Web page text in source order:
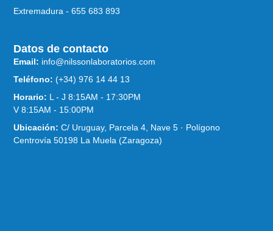
Extremadura - 655 683 893
Datos de contacto
Email: info@nilssonlaboratorios.com
Teléfono: (+34) 976 14 44 13
Horario: L - J 8:15AM - 17:30PM
V 8:15AM - 15:00PM
Ubicación: C/ Uruguay, Parcela 4, Nave 5 · Polígono
Centrovía 50198 La Muela (Zaragoza)